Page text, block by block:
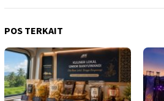
POS TERKAIT